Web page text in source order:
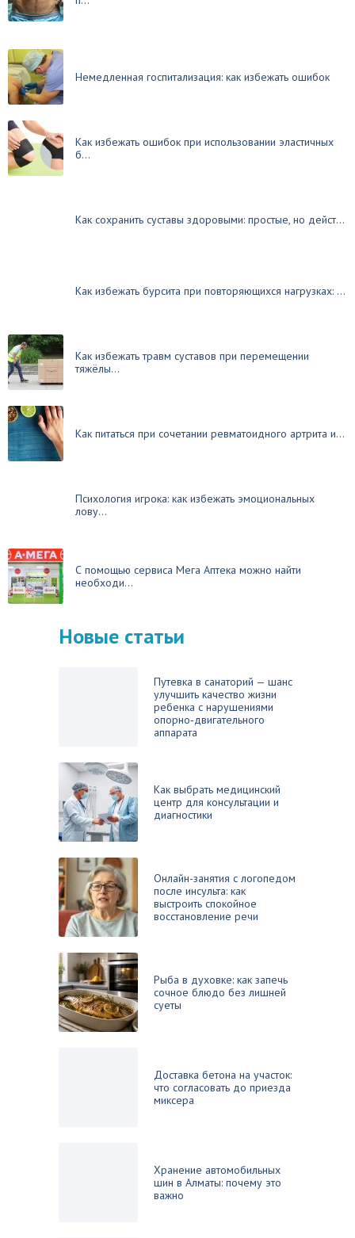
Немедленная госпитализация: как избежать ошибок
Как избежать ошибок при использовании эластичных
б...
Как сохранить суставы здоровыми: простые, но дейст...
Как избежать бурсита при повторяющихся нагрузках: ...
Как избежать травм суставов при перемещении
тяжёлы...
Как питаться при сочетании ревматоидного артрита и...
Психология игрока: как избежать эмоциональных
лову...
С помощью сервиса Мега Аптека можно найти
необходи...
Новые статьи
Путевка в санаторий — шанс
улучшить качество жизни
ребенка с нарушениями
опорно‑двигательного
аппарата
Как выбрать медицинский
центр для консультации и
диагностики
Онлайн-занятия с логопедом
после инсульта: как
выстроить спокойное
восстановление речи
Рыба в духовке: как запечь
сочное блюдо без лишней
суеты
Доставка бетона на участок:
что согласовать до приезда
миксера
Хранение автомобильных
шин в Алматы: почему это
важно